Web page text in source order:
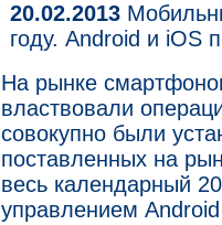
20.02.2013
году. Android и iOS
На рынке
властвовали
совокупно были
поставленных на
весь календарный
управлением